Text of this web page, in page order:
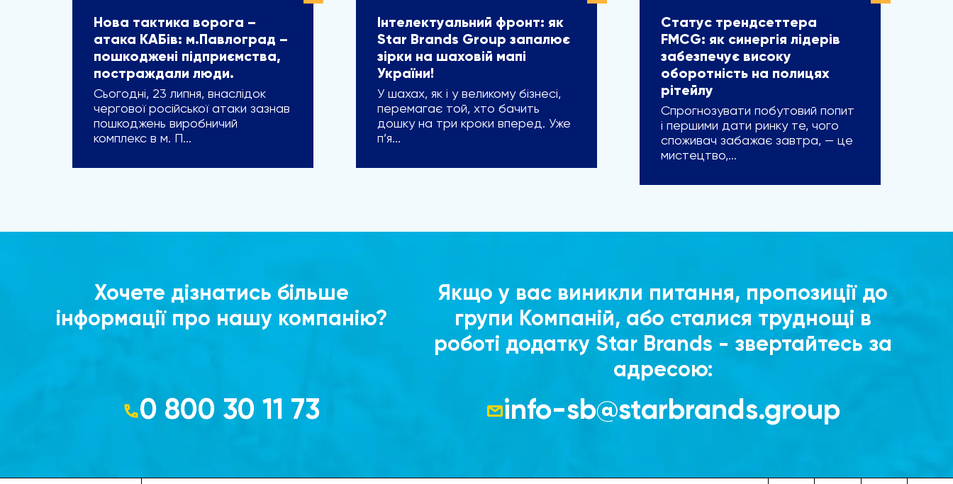
Нова тактика ворога –
атака КАБів: м.Павлоград –
пошкоджені підприємства,
постраждали люди.
Сьогодні, 23 липня, внаслідок
чергової російської атаки зазнав
пошкоджень виробничий
комплекс в м. П...
Інтелектуальний фронт: як
Star Brands Group запалює
зірки на шаховій мапі
України!
У шахах, як і у великому бізнесі,
перемагає той, хто бачить
дошку на три кроки вперед. Уже
п’я...
Статус трендсеттера
FMCG: як синергія лідерів
забезпечує високу
оборотність на полицях
рітейлу
Спрогнозувати побутовий попит
і першими дати ринку те, чого
споживач забажає завтра, — це
мистецтво,...
Хочете дізнатись більше
інформації про нашу компанію?
0 800 30 11 73
Якщо у вас виникли питання, пропозиції до
групи Компаній, або сталися труднощі в
роботі додатку Star Brands - звертайтесь за
адресою:
info-sb@starbrands.group